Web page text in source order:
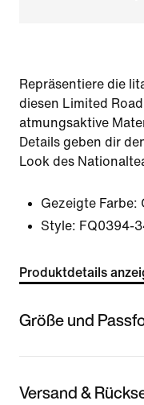
Repräsentiere die
diesen Limited
atmungsaktive
Details geben dir
Look des
Gezeigte Farbe:
Style: FQ0394-
Produktdetails
Größe und
Versand &